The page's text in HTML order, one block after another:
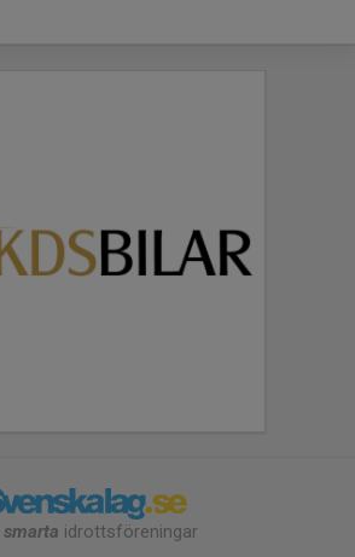
smarta idrottsföreningar